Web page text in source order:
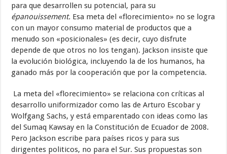
para que desarrollen su potencial, para su
épanouissement. Esa meta del «florecimiento» no se logra
con un mayor consumo material de productos que a
menudo son «posicionales» (es decir, cuyo disfrute
depende de que otros no los tengan). Jackson insiste que
la evolución biológica, incluyendo la de los humanos, ha
ganado más por la cooperación que por la competencia.
La meta del «florecimiento» se relaciona con críticas al
desarrollo uniformizador como las de Arturo Escobar y
Wolfgang Sachs, y está emparentado con ideas como las
del Sumaq Kawsay en la Constitución de Ecuador de 2008.
Pero Jackson escribe para países ricos y para sus
dirigentes politicos, no para el Sur. Sus propuestas son